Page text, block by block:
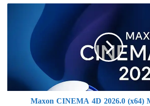
Maxon CINEMA 4D 2026.0 (x64)